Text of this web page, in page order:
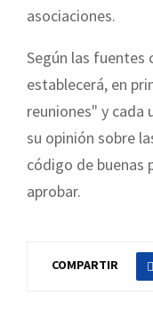
asociaciones.
Según las fuentes
establecerá, en
reuniones" y cada
su opinión sobre
código de buenas
aprobar.
COMPARTIR